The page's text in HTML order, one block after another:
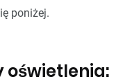
poniżej.
oświetlenia: